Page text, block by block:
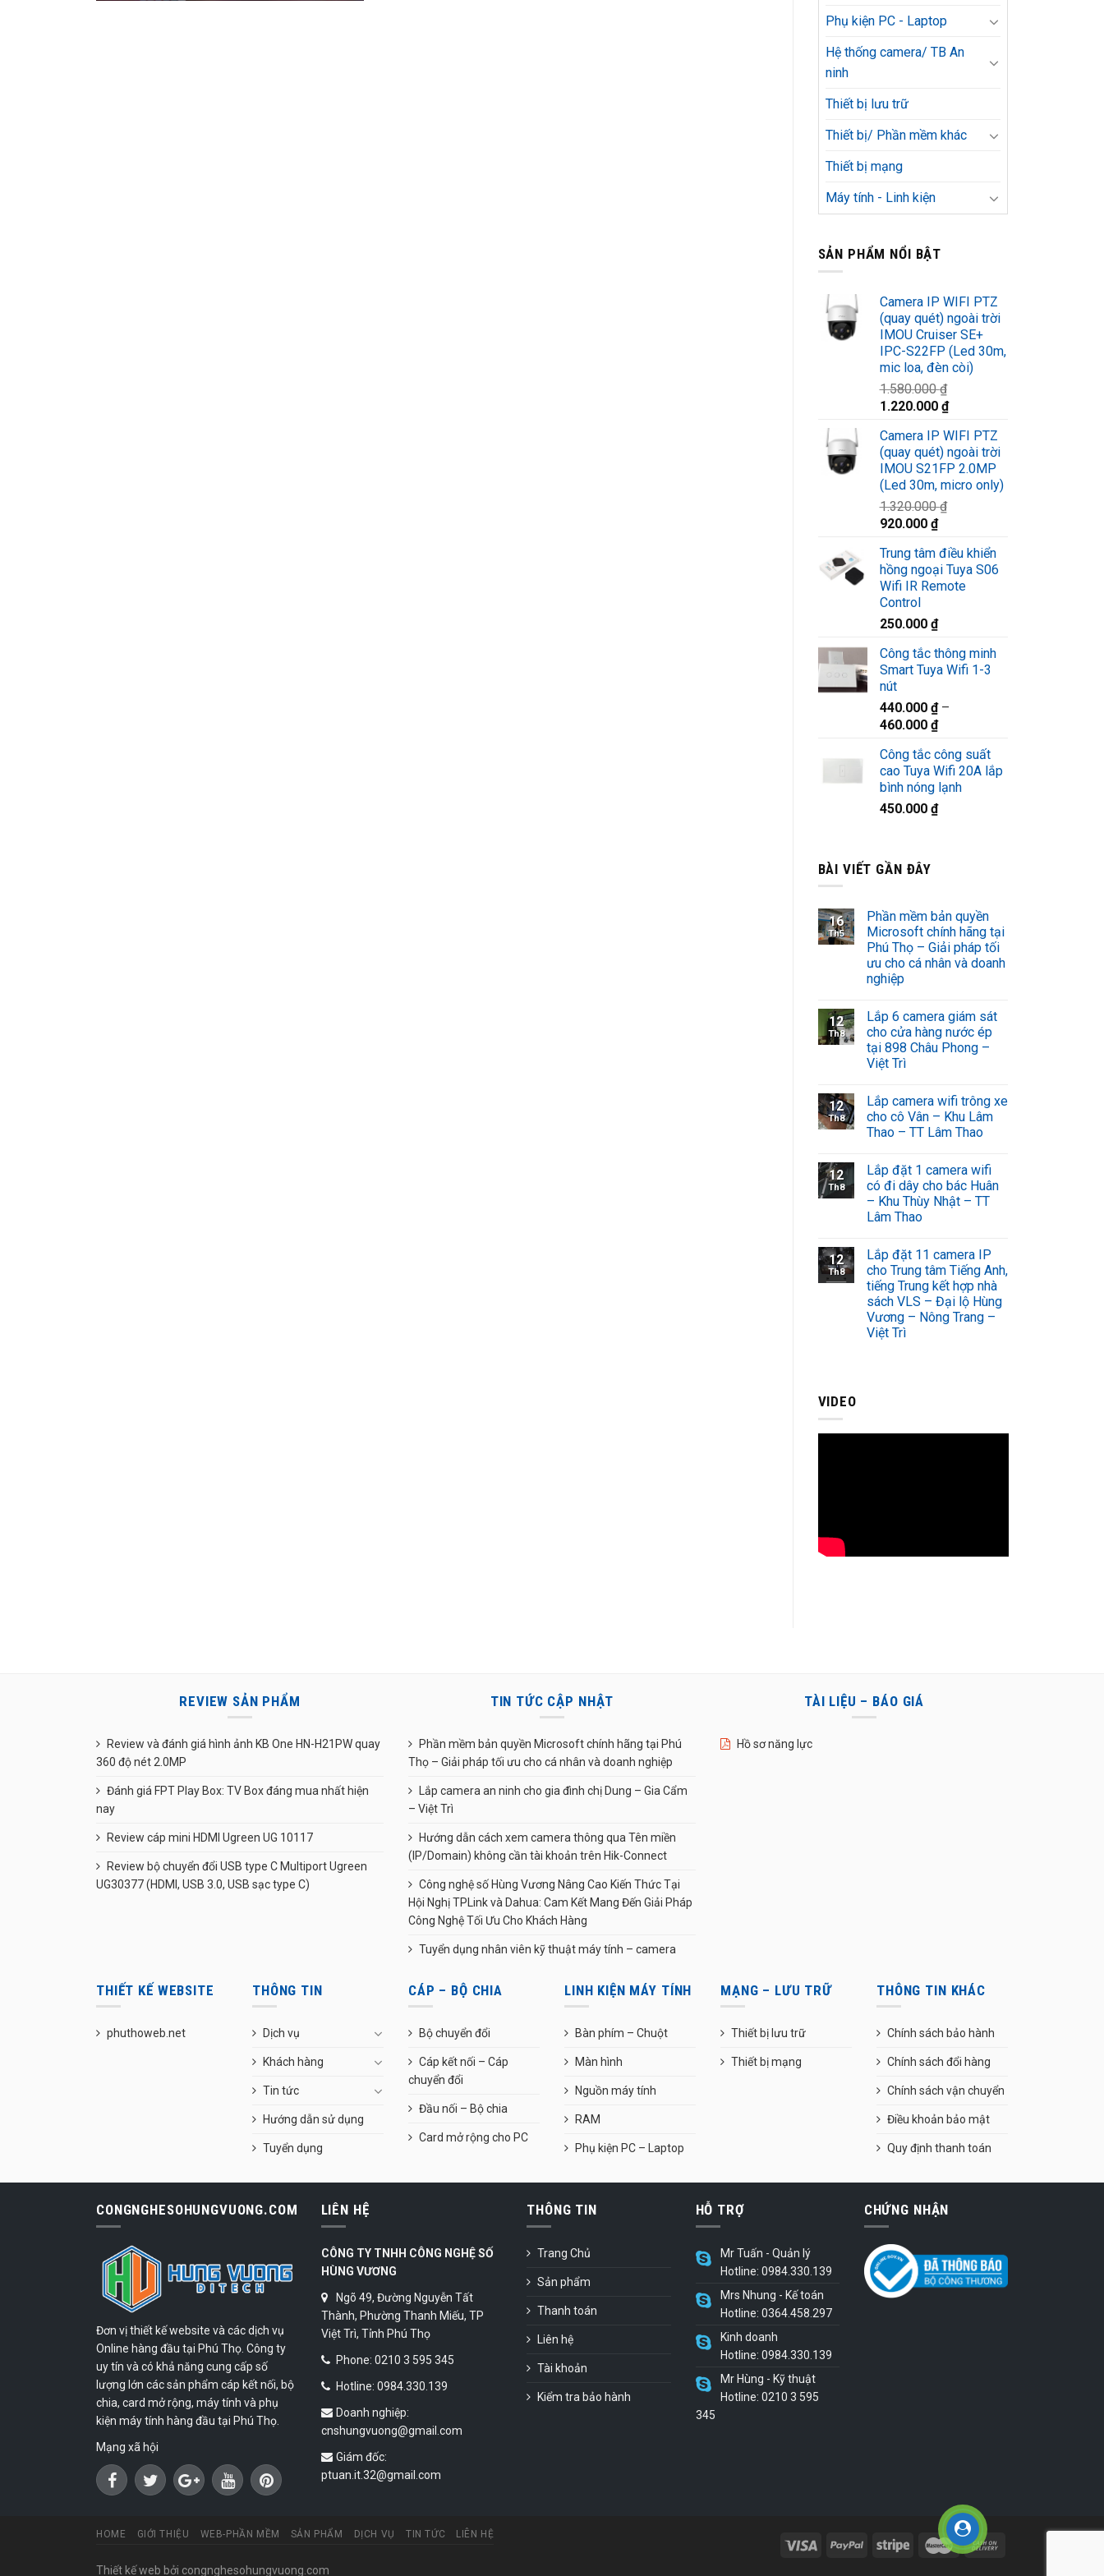
Phụ kiện PC - Laptop
Hệ thống camera/ TB An
ninh
Thiết bị lưu trữ
Thiết bị/ Phần mềm khác
Thiết bị mạng
Máy tính - Linh kiện
SẢN PHẨM NỔI BẬT
Camera IP WIFI PTZ
(quay quét) ngoài trời
IMOU Cruiser SE+
IPC-S22FP (Led 30m,
mic loa, đèn còi)
1.580.000₫
Giá
là:
1.580.000 ₫.
1.220.000 ₫Giá
tại
là:
1.220.000 ₫.
Camera IP WIFI PTZ
(quay quét) ngoài trời
IMOU S21FP 2.0MP
(Led 30m, micro only)
1.320.000₫
Giá
là:
1.320.000 ₫.
920.000 ₫Giá
tại
là:
920.000 ₫.
Trung tâm điều khiển
hồng ngoại Tuya S06
Wifi IR Remote
Control
250.000 ₫
Công tắc thông minh
Smart Tuya Wifi 1-3
nút
440.000 ₫–
460.000 ₫
Công tắc công suất
cao Tuya Wifi 20A lắp
bình nóng lạnh
450.000 ₫
BÀI VIẾT GẦN ĐÂY
16
Th5
Phần mềm bản quyền
Microsoft chính hãng tại
Phú Thọ – Giải pháp tối
ưu cho cá nhân và doanh
nghiệp
12
Th8
Lắp 6 camera giám sát
cho cửa hàng nước ép
tại 898 Châu Phong –
Việt Trì
12
Th8
Lắp camera wifi trông xe
cho cô Vân – Khu Lâm
Thao – TT Lâm Thao
12
Th8
Lắp đặt 1 camera wifi
có đi dây cho bác Huân
– Khu Thùy Nhật – TT
Lâm Thao
12
Th8
Lắp đặt 11 camera IP
cho Trung tâm Tiếng Anh,
tiếng Trung kết hợp nhà
sách VLS – Đại lộ Hùng
Vương – Nông Trang –
Việt Trì
VIDEO
REVIEW SẢN PHẨM
Review và đánh giá hình ảnh KB One HN-H21PW quay
360 độ nét 2.0MP
Đánh giá FPT Play Box: TV Box đáng mua nhất hiện
nay
Review cáp mini HDMI Ugreen UG 10117
Review bộ chuyển đổi USB type C Multiport Ugreen
UG30377 (HDMI, USB 3.0, USB sạc type C)
TIN TỨC CẬP NHẬT
Phần mềm bản quyền Microsoft chính hãng tại Phú
Thọ – Giải pháp tối ưu cho cá nhân và doanh nghiệp
Lắp camera an ninh cho gia đình chị Dung – Gia Cẩm
– Việt Trì
Hướng dẫn cách xem camera thông qua Tên miền
(IP/Domain) không cần tài khoản trên Hik-Connect
Công nghệ số Hùng Vương Nâng Cao Kiến Thức Tại
Hội Nghị TPLink và Dahua: Cam Kết Mang Đến Giải Pháp
Công Nghệ Tối Ưu Cho Khách Hàng
Tuyển dụng nhân viên kỹ thuật máy tính – camera
TÀI LIỆU – BÁO GIÁ
Hồ sơ năng lực
THIẾT KẾ WEBSITE
phuthoweb.net
THÔNG TIN
Dịch vụ
Khách hàng
Tin tức
Hướng dẫn sử dụng
Tuyển dụng
CÁP – BỘ CHIA
Bộ chuyển đổi
Cáp kết nối – Cáp
chuyển đổi
Đầu nối – Bộ chia
Card mở rộng cho PC
LINH KIỆN MÁY TÍNH
Bàn phím – Chuột
Màn hình
Nguồn máy tính
RAM
Phụ kiện PC – Laptop
MẠNG – LƯU TRỮ
Thiết bị lưu trữ
Thiết bị mạng
THÔNG TIN KHÁC
Chính sách bảo hành
Chính sách đổi hàng
Chính sách vận chuyển
Điều khoản bảo mật
Quy định thanh toán
CONGNGHESOHUNGVUONG.COM
Đơn vị thiết kế website và các dịch vụ
Online hàng đầu tại Phú Thọ. Công ty
uy tín và có khả năng cung cấp số
lượng lớn các sản phẩm cáp kết nối, bộ
chia, card mở rộng, máy tính và phụ
kiện máy tính hàng đầu tại Phú Thọ.
Mạng xã hội
LIÊN HỆ
CÔNG TY TNHH CÔNG NGHỆ SỐ
HÙNG VƯƠNG
Ngõ 49, Đường Nguyễn Tất
Thành, Phường Thanh Miếu, TP
Việt Trì, Tỉnh Phú Thọ
Phone: 0210 3 595 345
Hotline: 0984.330.139
Doanh nghiệp:
cnshungvuong@gmail.com
Giám đốc:
ptuan.it.32@gmail.com
THÔNG TIN
Trang Chủ
Sản phẩm
Thanh toán
Liên hệ
Tài khoản
Kiểm tra bảo hành
HỖ TRỢ
Mr Tuấn - Quản lý
Hotline: 0984.330.139
Mrs Nhung - Kế toán
Hotline: 0364.458.297
Kinh doanh
Hotline: 0984.330.139
Mr Hùng - Kỹ thuật
Hotline: 0210 3 595
345
CHỨNG NHẬN
HOME GIỚI THIỆU WEB-PHẦN MỀM SẢN PHẨM DỊCH VỤ TIN TỨC LIÊN HỆ
Thiết kế web bởi congnghesohungvuong.com